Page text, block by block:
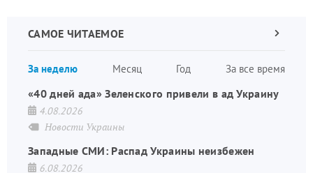
САМОЕ ЧИТАЕМОЕ
За неделю Месяц Год За все время
Следующая
«40 дней ада» Зеленского привели в ад Украину
4.08.2026
Новости Украины
Западные СМИ: Распад Украины неизбежен
6.08.2026